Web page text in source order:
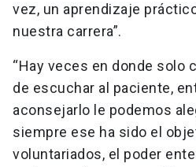
vez, un aprendizaje
nuestra carrera”.
“Hay veces en donde solo
de escuchar al paciente,
aconsejarlo le podemos
siempre ese ha sido el
voluntariados, el poder